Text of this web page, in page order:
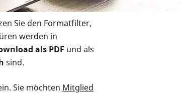
Sie den Formatfilter,
werden in
als PDF und als
sind.
Sie möchten Mitglied